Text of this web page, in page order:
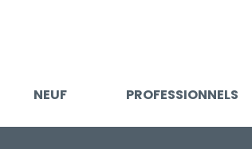
NEUF PROFESSIONNELS